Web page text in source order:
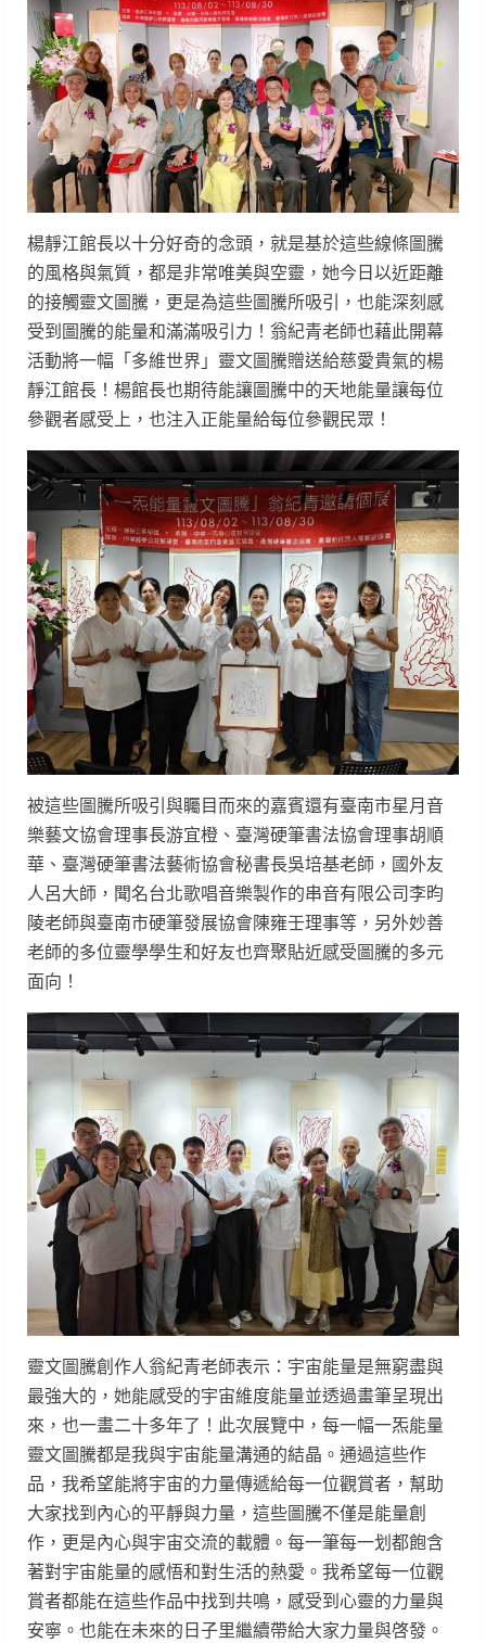
楊靜江館長以十分好奇的念頭，就是基於這些線條圖騰
的風格與氣質，都是非常唯美與空靈，她今日以近距離
的接觸靈文圖騰，更是為這些圖騰所吸引，也能深刻感
受到圖騰的能量和滿滿吸引力！翁紀青老師也藉此開幕
活動將一幅「多維世界」靈文圖騰贈送給慈愛貴氣的楊
靜江館長！楊館長也期待能讓圖騰中的天地能量讓每位
參觀者感受上，也注入正能量給每位參觀民眾！
被這些圖騰所吸引與矚目而來的嘉賓還有臺南市星月音
樂藝文協會理事長游宜橙、臺灣硬筆書法協會理事胡順
華、臺灣硬筆書法藝術協會秘書長吳培基老師，國外友
人呂大師，聞名台北歌唱音樂製作的串音有限公司李昀
陵老師與臺南市硬筆發展協會陳雍壬理事等，另外妙善
老師的多位靈學學生和好友也齊聚貼近感受圖騰的多元
面向！
靈文圖騰創作人翁紀青老師表示：宇宙能量是無窮盡與
最強大的，她能感受的宇宙維度能量並透過畫筆呈現出
來，也一畫二十多年了！此次展覽中，每一幅一炁能量
靈文圖騰都是我與宇宙能量溝通的結晶。通過這些作
品，我希望能將宇宙的力量傳遞給每一位觀賞者，幫助
大家找到內心的平靜與力量，這些圖騰不僅是能量創
作，更是內心與宇宙交流的載體。每一筆每一划都飽含
著對宇宙能量的感悟和對生活的熱愛。我希望每一位觀
賞者都能在這些作品中找到共鳴，感受到心靈的力量與
安寧。也能在未來的日子里繼續帶給大家力量與啓發。